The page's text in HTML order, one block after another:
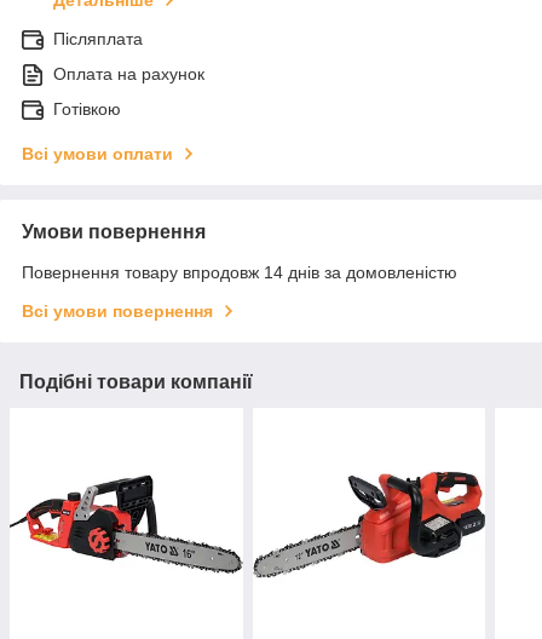
Післяплата
Оплата на рахунок
Готівкою
Всі умови оплати
Умови повернення
Повернення товару впродовж 14 днів за домовленістю
Всі умови повернення
Подібні товари компанії